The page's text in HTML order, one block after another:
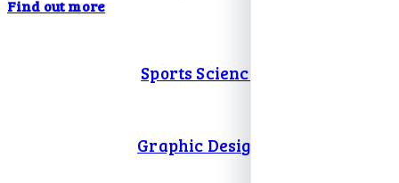
Find out more
Sports Science
Graphic Design